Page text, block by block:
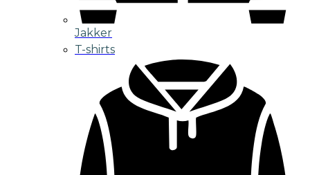
Jakker
T-shirts